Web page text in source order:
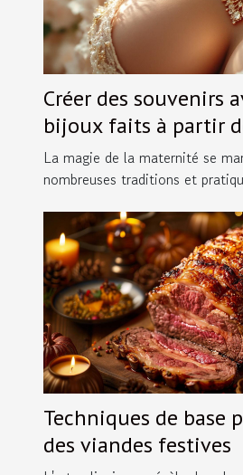
Créer des souvenirs
bijoux faits à partir
maternel
La magie de la maternité se
nombreuses traditions et
Techniques de base
des viandes festives